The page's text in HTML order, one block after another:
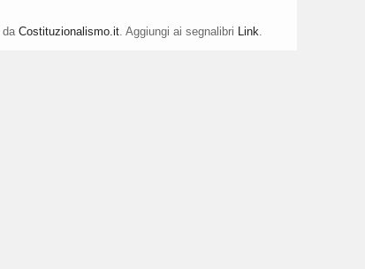
da Costituzionalismo.it . Aggiungi ai segnalibri Link